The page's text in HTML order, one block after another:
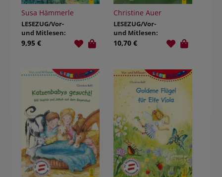
Susa Hämmerle
LESEZUG/Vor-
und Mitlesen:
Die kleine
9,95 €
Christine Auer
LESEZUG/Vor-
und Mitlesen:
Kater Felix will
10,70 €